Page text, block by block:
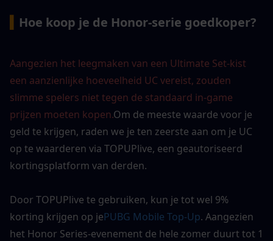
Hoe koop je de Honor-serie goedkoper?
Aangezien het leegmaken van een Ultimate Set-kist
een aanzienlijke hoeveelheid UC vereist, zouden
slimme spelers niet tegen de standaard in-game
prijzen moeten kopen.Om de meeste waarde voor je
geld te krijgen, raden we je ten zeerste aan om je UC
op te waarderen via TOPUPlive, een geautoriseerd
kortingsplatform van derden.
Door TOPUPlive te gebruiken, kun je tot wel 9%
korting krijgen op jePUBG Mobile Top-Up. Aangezien
het Honor Series-evenement de hele zomer duurt tot 1